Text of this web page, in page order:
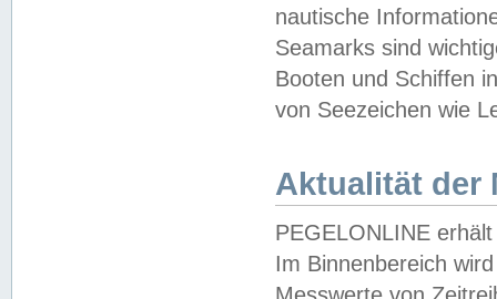
nautische
Seamarks sind
Booten und Schiffen
von Seezeichen wie
Aktualität der
PEGELONLINE
Im Binnenbereich